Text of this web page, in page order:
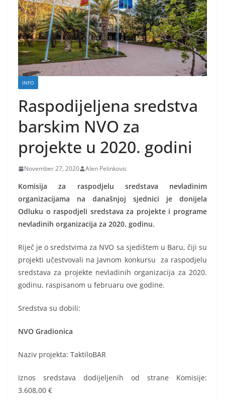
INFO
Raspodijeljena sredstva
barskim NVO za
projekte u 2020. godini
November 27, 2020 Alen Pelinkovic
Komisija za raspodjelu sredstava nevladinim
organizacijama na današnjoj sjednici je donijela
Odluku o raspodjeli sredstava za projekte i programe
nevladinih organizacija za 2020. godinu.
Riječ je o sredstvima za NVO sa sjedištem u Baru, čiji su
projekti učestvovali na Javnom konkursu za raspodjelu
sredstava za projekte nevladinih organizacija za 2020.
godinu, raspisanom u februaru ove godine.
Sredstva su dobili:
NVO Gradionica
Naziv projekta: TaktiloBAR
Iznos sredstava dodijeljenih od strane Komisije:
3.608,00 €